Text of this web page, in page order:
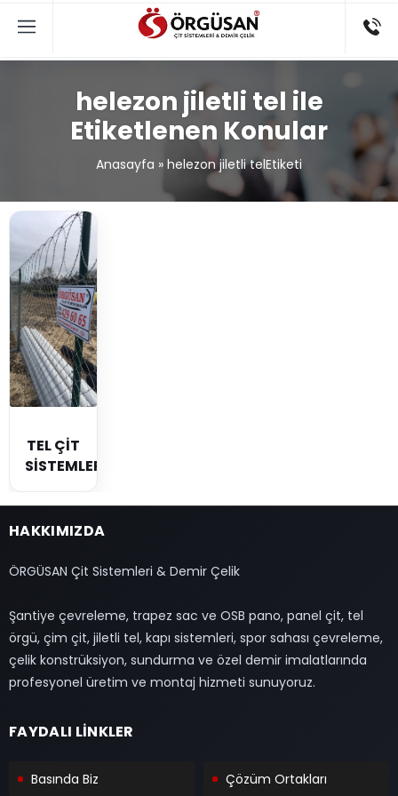
helezon jiletli tel ile
Etiketlenen Konular
Anasayfa » helezon jiletli telEtiketi
TEL ÇİT
SİSTEMLERİ
HAKKIMIZDA
ÖRGÜSAN Çit Sistemleri & Demir Çelik
Şantiye çevreleme, trapez sac ve OSB pano, panel çit, tel
örgü, çim çit, jiletli tel, kapı sistemleri, spor sahası çevreleme,
çelik konstrüksiyon, sundurma ve özel demir imalatlarında
profesyonel üretim ve montaj hizmeti sunuyoruz.
FAYDALI LİNKLER
Basında Biz Çözüm Ortakları